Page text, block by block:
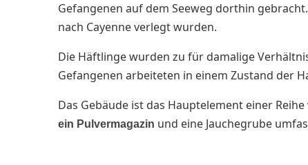
Gefangenen auf dem Seeweg dorthin
nach Cayenne verlegt wurden.
Die Häftlinge wurden zu für damalige
Gefangenen arbeiteten in einem Zustand der
Das Gebäude ist das Hauptelement einer
ein Pulvermagazin und eine Jauchegrube